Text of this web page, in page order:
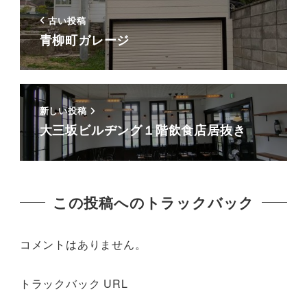
古い投稿
青柳町ガレージ
新しい投稿
大三坂ビルヂング１階飲食店居抜き
この投稿へのトラックバック
コメントはありません。
トラックバック URL